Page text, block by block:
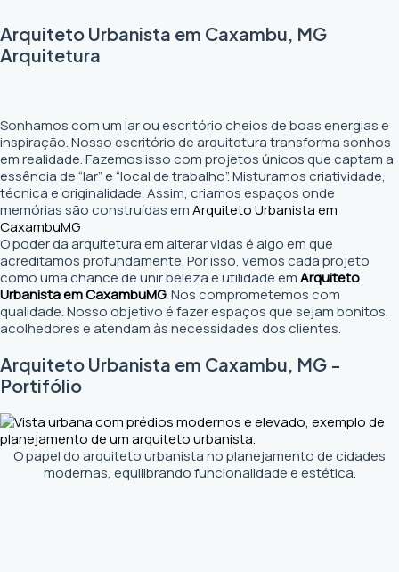
Arquiteto Urbanista em Caxambu, MG
Arquitetura
Sonhamos com um lar ou escritório cheios de boas energias e
inspiração. Nosso escritório de arquitetura transforma sonhos
em realidade. Fazemos isso com projetos únicos que captam a
essência de “lar” e “local de trabalho”. Misturamos criatividade,
técnica e originalidade. Assim, criamos espaços onde
memórias são construídas emArquiteto Urbanista em
CaxambuMG
O poder da arquitetura em alterar vidas é algo em que
acreditamos profundamente. Por isso, vemos cada projeto
como uma chance de unir beleza e utilidade emArquiteto
Urbanista em CaxambuMG. Nos comprometemos com
qualidade. Nosso objetivo é fazer espaços que sejam bonitos,
acolhedores e atendam às necessidades dos clientes.
Arquiteto Urbanista em Caxambu, MG -
Portifólio
O papel do arquiteto urbanista no planejamento de cidades
modernas, equilibrando funcionalidade e estética.